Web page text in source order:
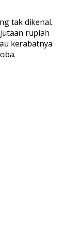
tak dikenal.
rupiah
kerabatnya